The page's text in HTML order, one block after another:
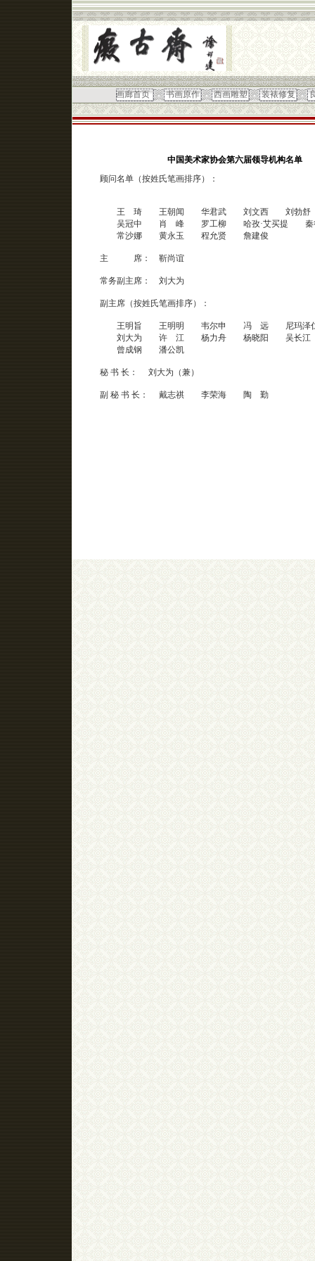
画廊首页 书画原作 西画雕塑 装裱修复
中国美术家协会第六届领导机构名单
顾问名单（按姓氏笔画排序）：
王 琦 王朝闻 华君武 刘文西 刘勃舒
吴冠中 肖 峰 罗工柳 哈孜·艾买提 秦
常沙娜 黄永玉 程允贤 詹建俊
主 席： 靳尚谊
常务副主席： 刘大为
副主席（按姓氏笔画排序）：
王明旨 王明明 韦尔申 冯 远 尼玛泽仁
刘大为 许 江 杨力舟 杨晓阳 吴长
曾成钢 潘公凯
秘 书 长： 刘大为（兼）
副 秘 书 长： 戴志祺 李荣海 陶 勤